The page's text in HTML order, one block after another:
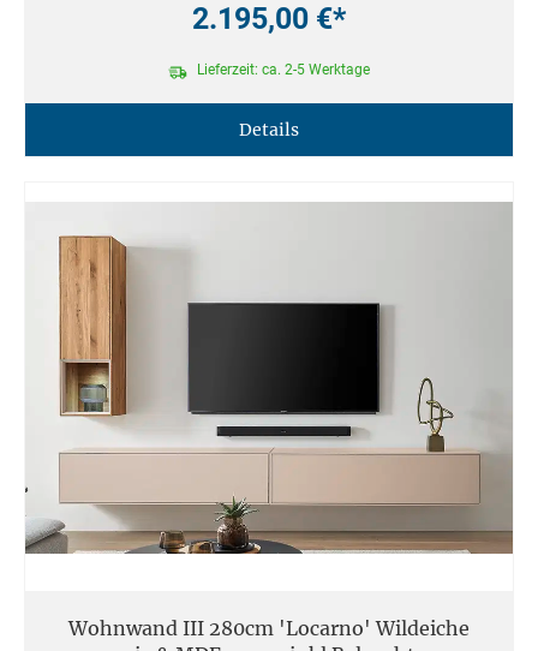
2.195,00 €*
Lieferzeit: ca. 2-5 Werktage
Details
Wohnwand III 280cm 'Locarno' Wildeiche